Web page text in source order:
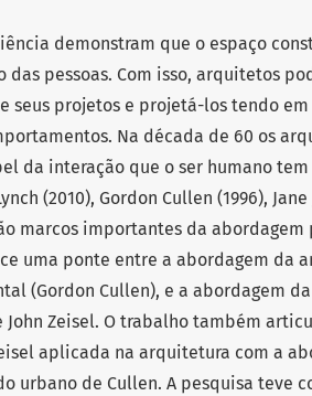
demonstram que o espaço
das pessoas. Com isso, arquitetos
seus projetos e projetá-los tendo
Na década de 60 os
da interação que o ser humano
(2010), Gordon Cullen (1996),
marcos importantes da
uma ponte entre a abordagem da
(Gordon Cullen), e a abordagem
John Zeisel. O trabalho também
aplicada na arquitetura com a
urbano de Cullen. A pesquisa teve